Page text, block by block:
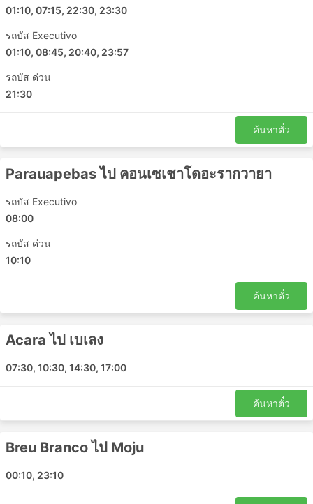
01:10, 07:15, 22:30, 23:30
รถบัส Executivo
01:10, 08:45, 20:40, 23:57
รถบัส ด่วน
21:30
ค้นหาตั๋ว
Parauapebas ไป คอนเซเชาโดอะรากวายา
รถบัส Executivo
08:00
รถบัส ด่วน
10:10
ค้นหาตั๋ว
Acara ไป เบเลง
07:30, 10:30, 14:30, 17:00
ค้นหาตั๋ว
Breu Branco ไป Moju
00:10, 23:10